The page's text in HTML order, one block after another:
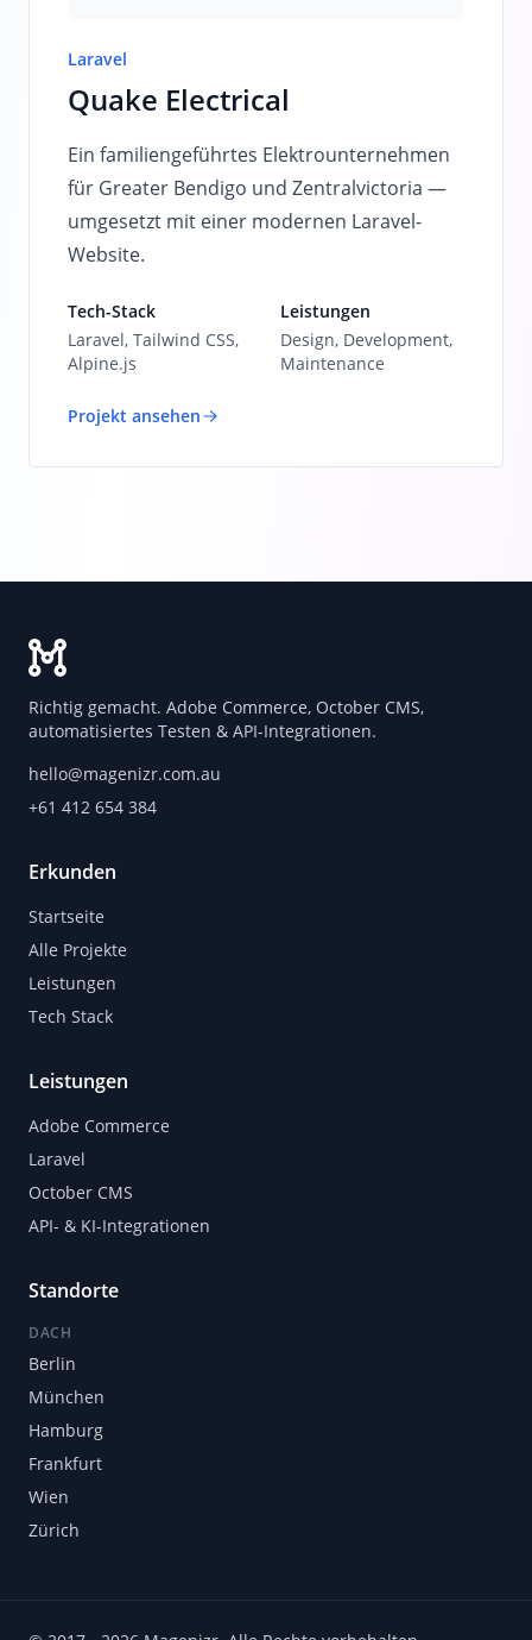
Laravel
Quake Electrical
Ein familiengeführtes Elektrounternehmen
für Greater Bendigo und Zentralvictoria —
umgesetzt mit einer modernen Laravel-
Website.
Tech-Stack
Laravel, Tailwind CSS,
Alpine.js
Leistungen
Design, Development,
Maintenance
Projekt ansehen
Richtig gemacht. Adobe Commerce, October CMS,
automatisiertes Testen & API-Integrationen.
hello@magenizr.com.au
+61 412 654 384
Erkunden
Startseite
Alle Projekte
Leistungen
Tech Stack
Leistungen
Adobe Commerce
Laravel
October CMS
API- & KI-Integrationen
Standorte
DACH
Berlin
München
Hamburg
Frankfurt
Wien
Zürich